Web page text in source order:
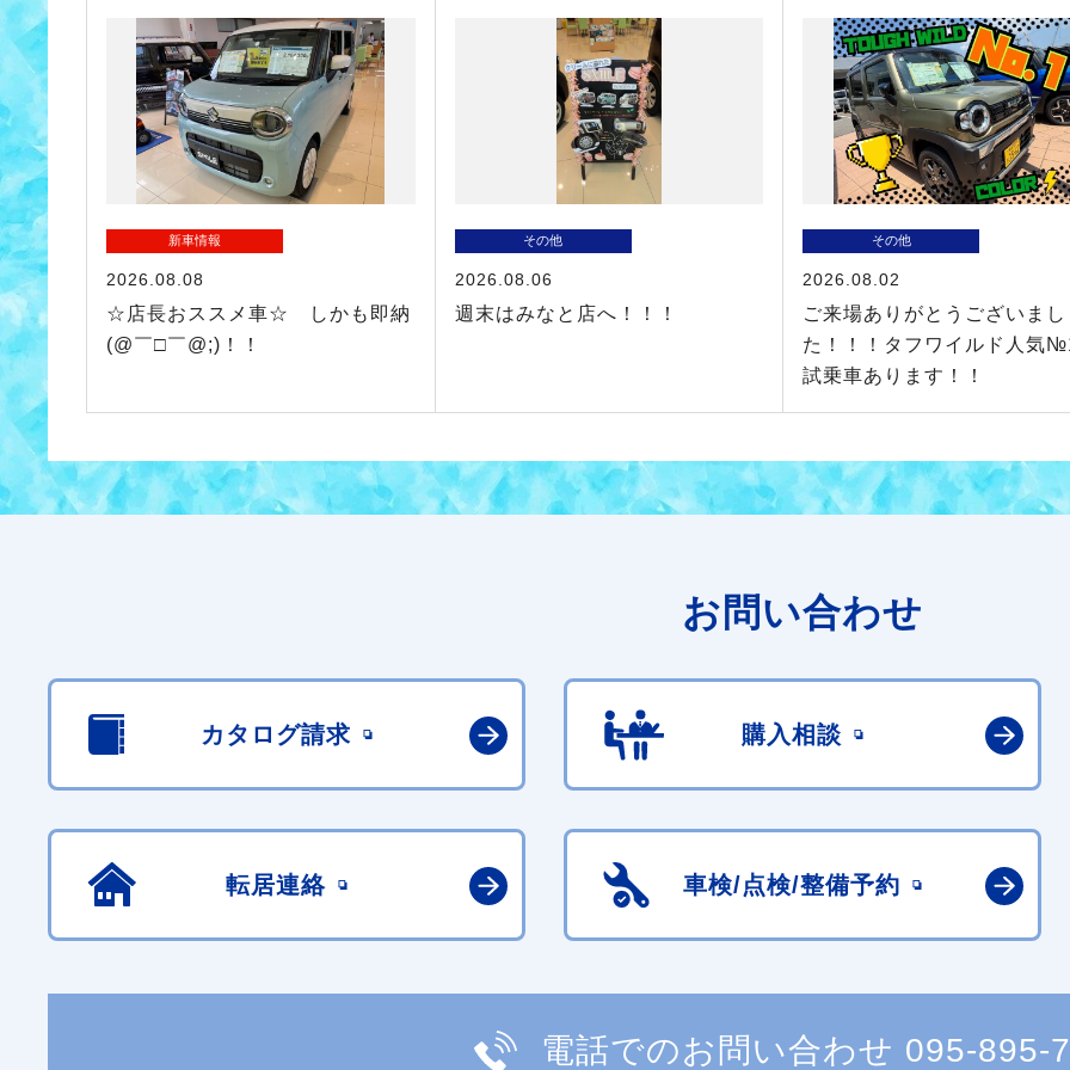
新車情報
2026.08.08
☆店長おススメ車☆ しかも即納
(@￣□￣@;)！！
その他
2026.08.06
週末はみなと店へ！！！
その他
2026.08.02
ご来場ありがとうございまし
た！！！タフワイルド人気
試乗車あります！！
お問い合わせ
カタログ請求 購入相談
転居連絡 車検/点検/整備予約
電話でのお問い合わせ 095-895-